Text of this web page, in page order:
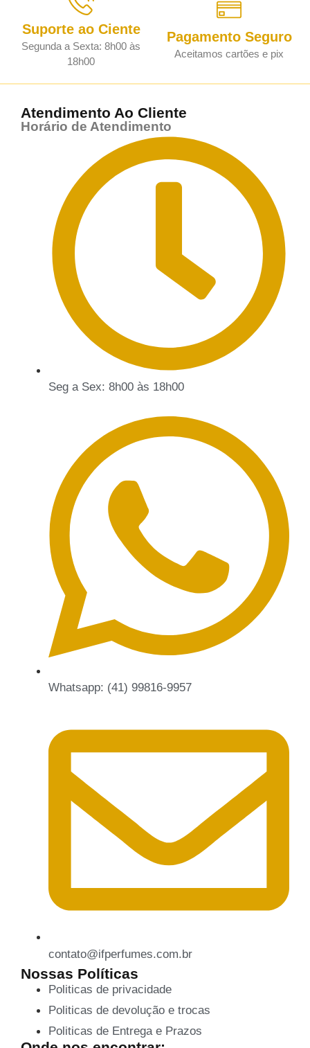
Suporte ao Ciente
Segunda a Sexta: 8h00 às
18h00
Pagamento Seguro
Aceitamos cartões e pix
Atendimento Ao Cliente
Horário de Atendimento
Seg a Sex: 8h00 às 18h00
Whatsapp: (41) 99816-9957
contato@ifperfumes.com.br
Nossas Políticas
Politicas de privacidade
Politicas de devolução e trocas
Politicas de Entrega e Prazos